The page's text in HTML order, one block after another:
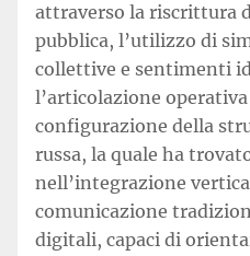
attraverso la riscrittura
pubblica, l’utilizzo di
collettive e sentimenti
l’articolazione
configurazione della
russa, la quale ha
nell’integrazione
comunicazione
digitali, capaci di